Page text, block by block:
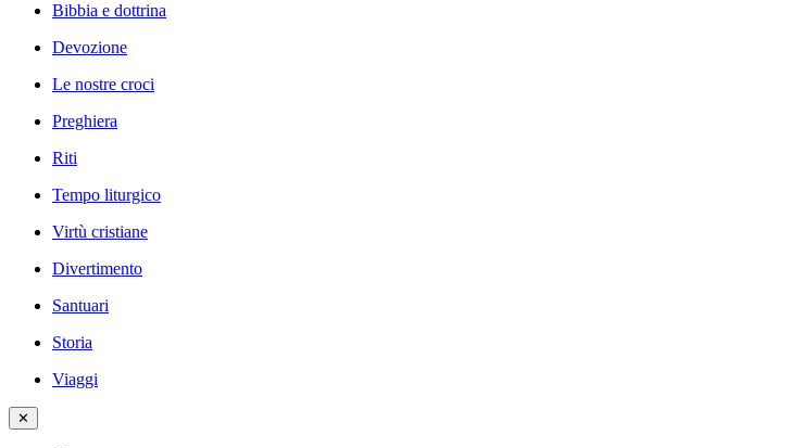
Bibbia e dottrina
Devozione
Le nostre croci
Preghiera
Riti
Tempo liturgico
Virtù cristiane
Divertimento
Santuari
Storia
Viaggi
✕